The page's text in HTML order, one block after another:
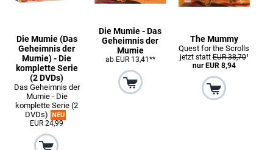
Die Mumie (Das
Geheimnis der
Mumie) - Die
komplette Serie
(2 DVDs)
Das Geheimnis der
Mumie - Die
komplette Serie (2
DVDs) NEU
EUR 24,99
Die Mumie - Das
Geheimnis der
Mumie
ab EUR 13,41**
The Mummy
Quest for the Scrolls
jetzt stattEUR 38,70¹
nur EUR 8,94